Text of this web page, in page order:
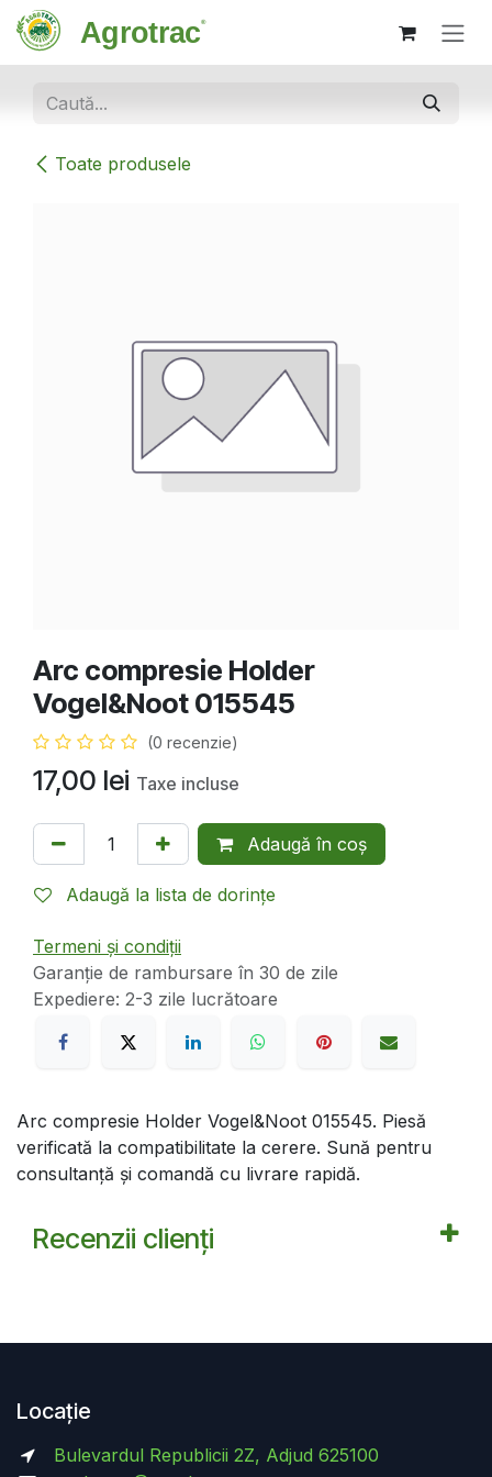
Sari la conținut
Toate produsele
Arc compresie Holder
Vogel&Noot 015545
(0 recenzie)
17,00 lei Taxe incluse
Adaugă în coș
Adaugă la lista de dorințe
Termeni și condiții
Garanție de rambursare în 30 de zile
Expediere: 2-3 zile lucrătoare
Arc compresie Holder Vogel&Noot 015545. Piesă
verificată la compatibilitate la cerere. Sună pentru
consultanță și comandă cu livrare rapidă.
Recenzii clienți
Locație
Bulevardul Republicii 2Z, Adjud 625100